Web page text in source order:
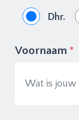
Dhr.
Voornaam *